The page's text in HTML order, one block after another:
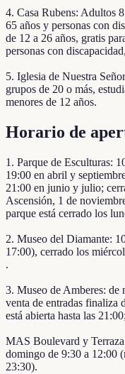
4. Casa Rubens: Adultos
65 años y personas con
de 12 a 26 años, gratis
personas con
5. Iglesia de Nuestra
grupos de 20 o más,
menores de 12 años.
Horario de
1. Parque de Esculturas:
19:00 en abril y
21:00 en junio y julio;
Ascensión, 1 de
parque está cerrado los
2. Museo del Diamante:
17:00), cerrado los
.
3. Museo de Amberes: de
venta de entradas finaliza
está abierta hasta las
MAS Boulevard y Terraza
domingo de 9:30 a 12:00
23:30).